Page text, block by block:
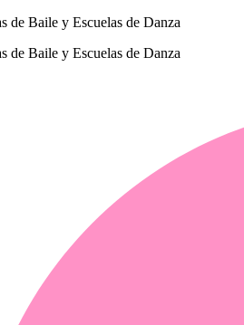
Baile y Escuelas de Danza
Baile y Escuelas de Danza